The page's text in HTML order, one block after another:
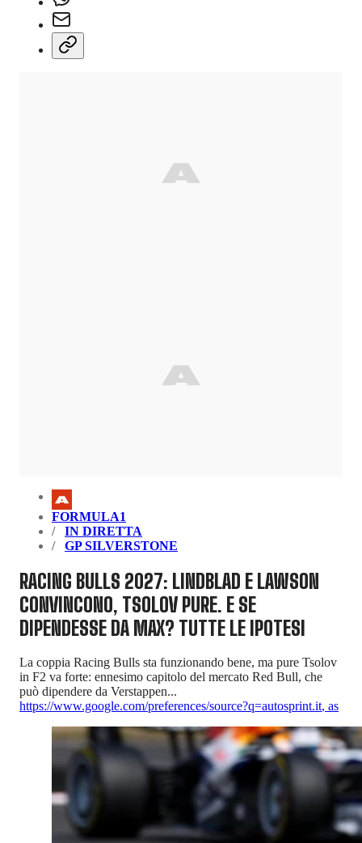
FORMULA1
IN DIRETTA
GP SILVERSTONE
RACING BULLS 2027: LINDBLAD E LAWSON
CONVINCONO, TSOLOV PURE. E SE
DIPENDESSE DA MAX? TUTTE LE IPOTESI
La coppia Racing Bulls sta funzionando bene, ma pure Tsolov
in F2 va forte: ennesimo capitolo del mercato Red Bull, che
può dipendere da Verstappen...
https://www.google.com/preferences/source?q=autosprint.it, as